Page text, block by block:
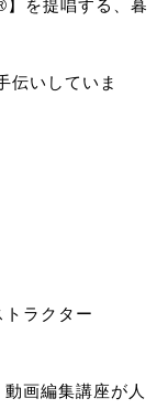
を提唱する、暮
伝いしていま
ラクター
画編集講座が人